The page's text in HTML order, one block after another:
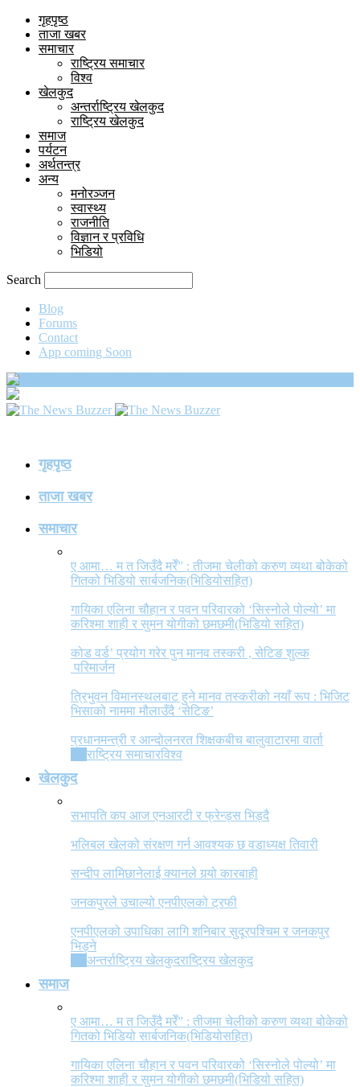
गृहपृष्ठ
ताजा खबर
समाचार
राष्ट्रिय समाचार
विश्व
खेलकुद
अन्तर्राष्ट्रिय खेलकुद
राष्ट्रिय खेलकुद
समाज
पर्यटन
अर्थतन्त्र
अन्य
मनोरञ्जन
स्वास्थ्य
राजनीति
विज्ञान र प्रविधि
भिडियो
Search
Blog
Forums
Contact
App coming Soon
गृहपृष्ठ
ताजा खबर
समाचार
ए आमा… म त जिउँदै मरेँ” : तीजमा चेलीको करुण व्यथा बोकेको
गितको भिडियो सार्बजनिक(भिडियोसहित)
गायिका एलिना चौहान र पवन परिवारको ‘सिस्नोले पोल्यो’ मा
करिश्मा शाही र सुमन योगीको छमछमी(भिडियो सहित)
कोड वर्ड’ प्रयोग गरेर पुन मानव तस्करी , सेटिङ शुल्क
परिमार्जन
त्रिभुवन विमानस्थलबाट हुने मानव तस्करीको नयाँ रूप : भिजिट
भिसाको नाममा मौलाउँदै ‘सेटिङ’
प्रधानमन्त्री र आन्दोलनरत शिक्षकबीच बालुवाटारमा वार्ता
राष्ट्रिय समाचारविश्व
खेलकुद
सभापति कप आज एनआरटी र फ्रेन्ड्स भिड्दै
भलिबल खेलको संरक्षण गर्न आवश्यक छ वडाध्यक्ष तिवारी
सन्दीप लामिछानेलाई क्यानले गर्‍यो कारबाही
जनकपुरले उचाल्यो एनपीएलको ट्रफी
एनपीएलको उपाधिका लागि शनिबार सुदूरपश्चिम र जनकपुर
भिड्ने
अन्तर्राष्ट्रिय खेलकुदराष्ट्रिय खेलकुद
समाज
ए आमा… म त जिउँदै मरेँ” : तीजमा चेलीको करुण व्यथा बोकेको
गितको भिडियो सार्बजनिक(भिडियोसहित)
गायिका एलिना चौहान र पवन परिवारको ‘सिस्नोले पोल्यो’ मा
करिश्मा शाही र सुमन योगीको छमछमी(भिडियो सहित)